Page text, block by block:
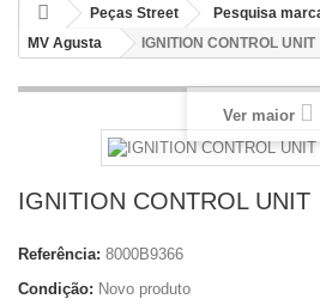
Peças Street
Pesquisa
MV Agusta
IGNITION CONTROL UNIT
Ver maior
IGNITION CONTROL UNIT
Referência: 8000B9366
Condição: Novo produto